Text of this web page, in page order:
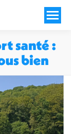
santé :
bien
: